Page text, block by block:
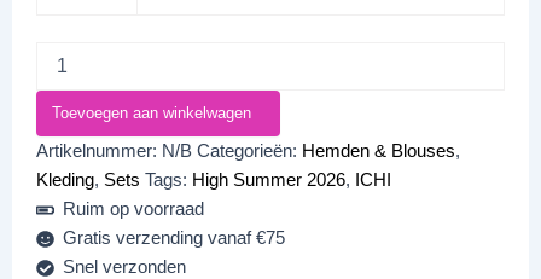
Toevoegen aan winkelwagen
Artikelnummer: N/B Categorieën: Hemden & Blouses,
Kleding, Sets Tags: High Summer 2026, ICHI
Ruim op voorraad
Gratis verzending vanaf €75
Snel verzonden